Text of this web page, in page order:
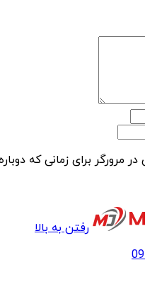
مرورگر برای زمانی که
رفتن به بالا